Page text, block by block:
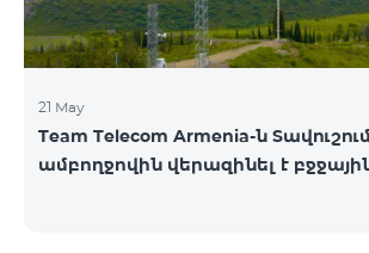
21 May
Team Telecom Armenia-ն Տավուշում
ամբողջովին վերազինել է